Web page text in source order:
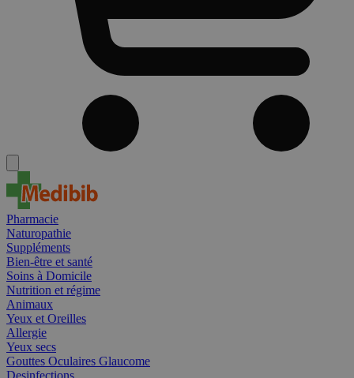
Pharmacie
Naturopathie
Suppléments
Bien-être et santé
Soins à Domicile
Nutrition et régime
Animaux
Yeux et Oreilles
Allergie
Yeux secs
Gouttes Oculaires Glaucome